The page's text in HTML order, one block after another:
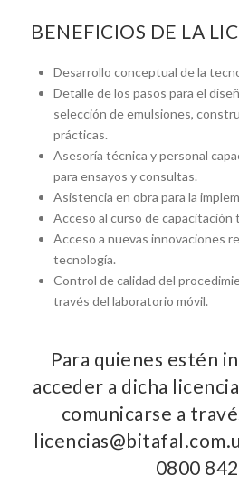
BENEFICIOS DE LA
Desarrollo conceptual de la
Detalle de los pasos para el
selección de emulsiones,
prácticas.
Asesoría técnica y personal
para ensayos y consultas.
Asistencia en obra para la
Acceso al curso de capacitación
Acceso a nuevas innovaciones
tecnología.
Control de calidad del
través del laboratorio móvil.
Para quienes estén
acceder a dicha
comunicarse a
0800